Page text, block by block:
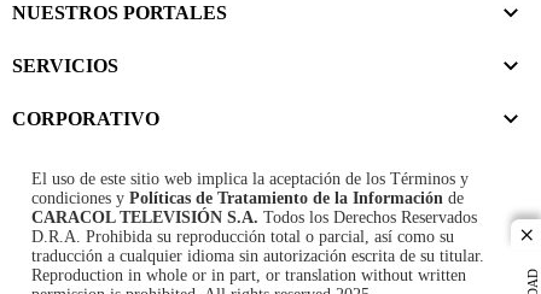
NUESTROS PORTALES
SERVICIOS
CORPORATIVO
El uso de este sitio web implica la aceptación de los Términos y
condiciones y Políticas de Tratamiento de la Información de
CARACOL TELEVISIÓN S.A. Todos los Derechos Reservados
D.R.A. Prohibida su reproducción total o parcial, así como su
traducción a cualquier idioma sin autorización escrita de su titular.
Reproduction in whole or in part, or translation without written